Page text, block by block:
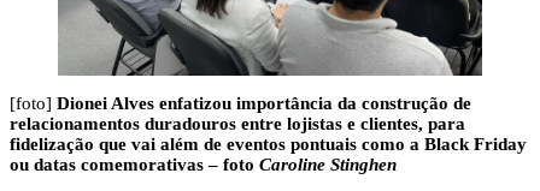
[foto] Dionei Alves enfatizou importância da construção de
relacionamentos duradouros entre lojistas e clientes, para
fidelização que vai além de eventos pontuais como a Black Friday
ou datas comemorativas – foto Caroline Stinghen